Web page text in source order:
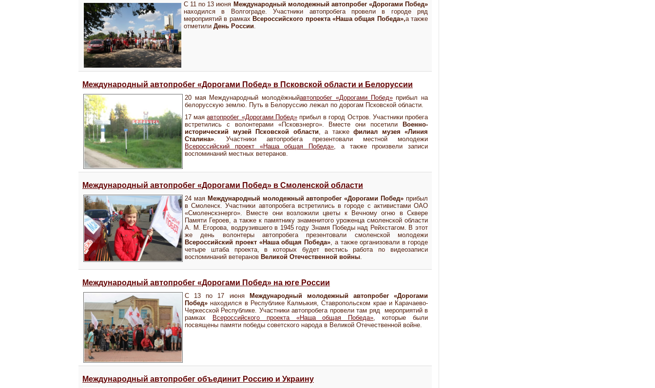
С 11 по 13 июня Международный молодежный автопробег «Дорогами Побед»
находился в Волгограде. Участники автопробега провели в городе ряд
мероприятий в рамках Всероссийского проекта «Наша общая Победа»,а также
отметили День России.
Международный автопробег «Дорогами Побед» в Псковской области и Белоруссии
20 мая Международный молодёжныйавтопробег «Дорогами Побед»прибыл на
белорусскую землю. Путь в Белоруссию лежал по дорогам Псковской области.
17 маяавтопробег «Дорогами Побед»прибыл в город Остров. Участники пробега
встретились с волонтерами «Псковэнерго». Вместе они посетили
Военно-
исторический музей Псковской области, а также филиал музея «Линия
Сталина». Участники автопробега презентовали местной молодежи
Всероссийский проект «Наша общая Победа», а также произвели записи
воспоминаний местных ветеранов.
Международный автопробег «Дорогами Побед» в Смоленской области
24 мая Международный молодежный автопробег «Дорогами Побед» прибыл
в Смоленск. Участники автопробега встретились в городе с активистами ОАО
«Смоленскэнерго». Вместе они возложили цветы к Вечному огню в Сквере
Памяти Героев, а также к памятнику знаменитого уроженца смоленской области
А. М. Егорова, водрузившего в 1945 году Знамя Победы над Рейхстагом. В этот
же день волонтеры автопробега презентовали смоленской молодежи
Всероссийский проект «Наша общая Победа», а также организовали в городе
четыре штаба проекта, в которых будет вестись работа по видеозаписи
воспоминаний ветеранов Великой Отечественной войны.
Международный автопробег «Дорогами Побед» на юге России
С 13 по 17 июня
Международный молодежный автопробег «Дорогами
Побед» находился в Республике Калмыкия, Ставропольском крае и Карачаево-
Черкесской Республике. Участники автопробега провели там ряд мероприятий в
рамках
Всероссийского проекта «Наша общая Победа», которые были
посвящены памяти победы советского народа в Великой Отечественной войне.
Международный автопробег объединит Россию и Украину